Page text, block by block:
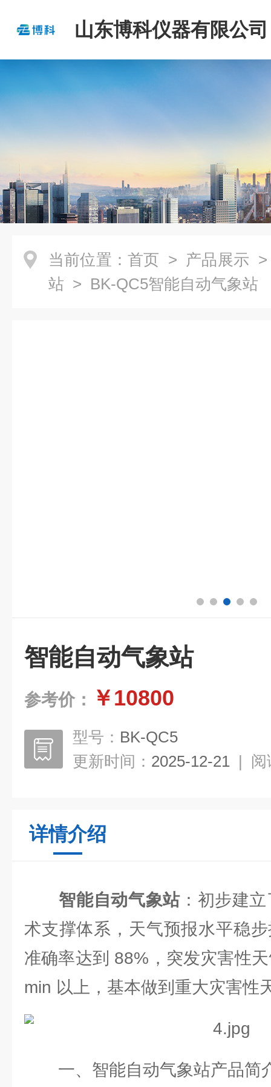
山东博科仪器有限公司
当前位置： 首页 > 产品展示
站 > BK-QC5智能自动气象站
智能自动气象站
参考价： ￥10800
型号： BK-QC5
更新时间： 2025-12-21 | 阅
详情介绍
智能自动气象站：初步建
术支撑体系，天气预报水平稳
准确率达到 88%，突发灾害性
min 以上，基本做到重大灾害性
一、智能自动气象站产品简